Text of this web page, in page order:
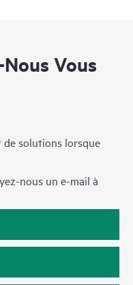
Vous
de solutions lorsque
nous un e-mail à